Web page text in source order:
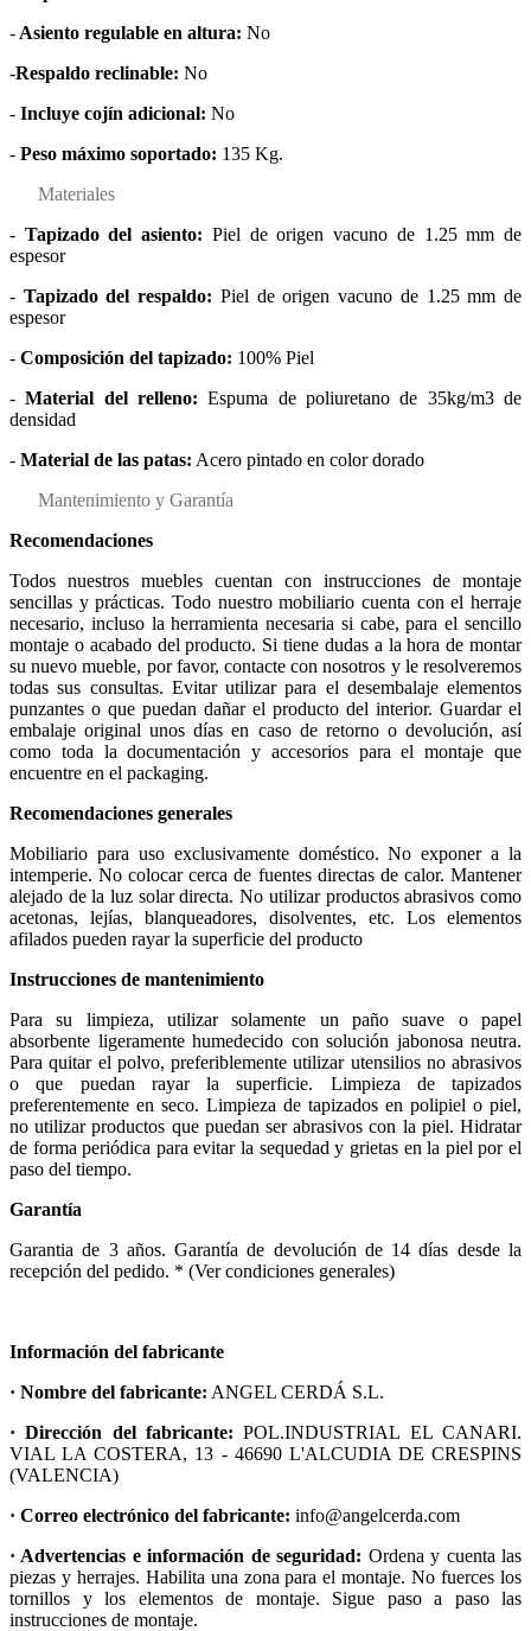
- Asiento regulable en altura: No
-Respaldo reclinable: No
- Incluye cojín adicional: No
- Peso máximo soportado: 135 Kg.
Materiales
- Tapizado del asiento: Piel de origen vacuno de 1.25 mm de
espesor
- Tapizado del respaldo: Piel de origen vacuno de 1.25 mm de
espesor
- Composición del tapizado: 100% Piel
- Material del relleno:Espuma de poliuretano de 35kg/m3 de
densidad
- Material de las patas: Acero pintado en color dorado
Mantenimiento y Garantía
Recomendaciones
Todos nuestros muebles cuentan con instrucciones de montaje
sencillas y prácticas. Todo nuestro mobiliario cuenta con el herraje
necesario, incluso la herramienta necesaria si cabe, para el sencillo
montaje o acabado del producto. Si tiene dudas a la hora de montar
su nuevo mueble, por favor, contacte con nosotros y le resolveremos
todas sus consultas. Evitar utilizar para el desembalaje elementos
punzantes o que puedan dañar el producto del interior. Guardar el
embalaje original unos días en caso de retorno o devolución, así
como toda la documentación y accesorios para el montaje que
encuentre en el packaging.
Recomendaciones generales
Mobiliario para uso exclusivamente doméstico. No exponer a la
intemperie. No colocar cerca de fuentes directas de calor. Mantener
alejado de la luz solar directa. No utilizar productos abrasivos como
acetonas, lejías, blanqueadores, disolventes, etc. Los elementos
afilados pueden rayar la superficie del producto
Instrucciones de mantenimiento
Para su limpieza, utilizar solamente un paño suave o papel
absorbente ligeramente humedecido con solución jabonosa neutra.
Para quitar el polvo, preferiblemente utilizar utensilios no abrasivos
o que puedan rayar la superficie. Limpieza de tapizados
preferentemente en seco. Limpieza de tapizados en polipiel o piel,
no utilizar productos que puedan ser abrasivos con la piel. Hidratar
de forma periódica para evitar la sequedad y grietas en la piel por el
paso del tiempo.
Garantía
Garantia de 3 años. Garantía de devolución de 14 días desde la
recepción del pedido. * (Ver condiciones generales)
Información del fabricante
· Nombre del fabricante: ANGEL CERDÁ S.L.
· Dirección del fabricante: POL.INDUSTRIAL EL CANARI.
VIAL LA COSTERA, 13 - 46690 L'ALCUDIA DE CRESPINS
(VALENCIA)
· Correo electrónico del fabricante: info@angelcerda.com
· Advertencias e información de seguridad: Ordena y cuenta las
piezas y herrajes. Habilita una zona para el montaje. No fuerces los
tornillos y los elementos de montaje. Sigue paso a paso las
instrucciones de montaje.